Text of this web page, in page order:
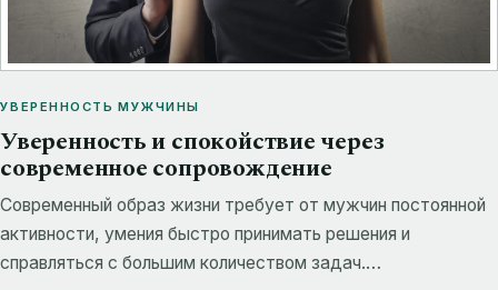
УВЕРЕННОСТЬ МУЖЧИНЫ
Уверенность и спокойствие через
современное сопровождение
Современный образ жизни требует от мужчин постоянной
активности, умения быстро принимать решения и
справляться с большим количеством задач.…